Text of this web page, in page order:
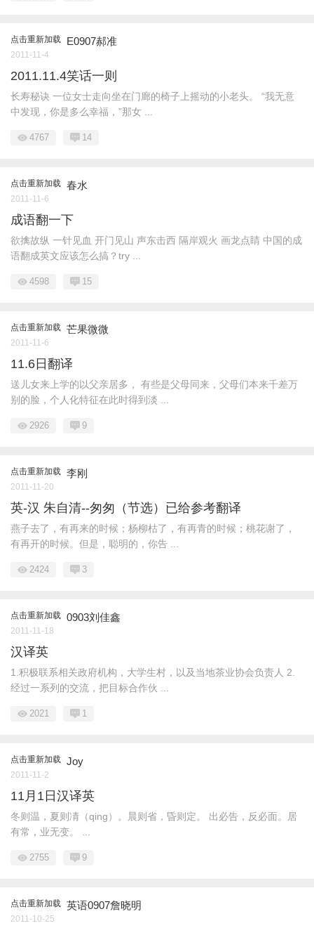
点击重新加载 E0907郝准
2011-11-4
2011.11.4笑话一则
长寿秘诀 一位女士走向坐在门廊的椅子上摇动的小老头。 “我无意
中发现，你是多么幸福，”那女 ...
4767 14
点击重新加载 春水
2011-11-6
成语翻一下
欲擒故纵 一针见血 开门见山 声东击西 隔岸观火 画龙点睛 中国的成
语翻成英文应该怎么搞？try ...
4598 15
点击重新加载 芒果微微
2011-11-6
11.6日翻译
送儿女来上学的以父亲居多， 有些是父母同来，父母们本来千差万
别的脸，个人化特征在此时得到淡 ...
2926 9
点击重新加载 李刚
2011-11-20
英-汉 朱自清--匆匆（节选）已给参考翻译
燕子去了，有再来的时候；杨柳枯了，有再青的时候；桃花谢了，
有再开的时候。但是，聪明的，你告 ...
2424 3
点击重新加载 0903刘佳鑫
2011-11-18
汉译英
1.积极联系相关政府机构，大学生村，以及当地茶业协会负责人 2.
经过一系列的交流，把目标合作伙 ...
2021 1
点击重新加载 Joy
2011-11-2
11月1日汉译英
冬则温，夏则凊（qing）。晨则省，昏则定。 出必告，反必面。居
有常，业无变。 ...
2755 9
点击重新加载 英语0907詹晓明
2011-10-25